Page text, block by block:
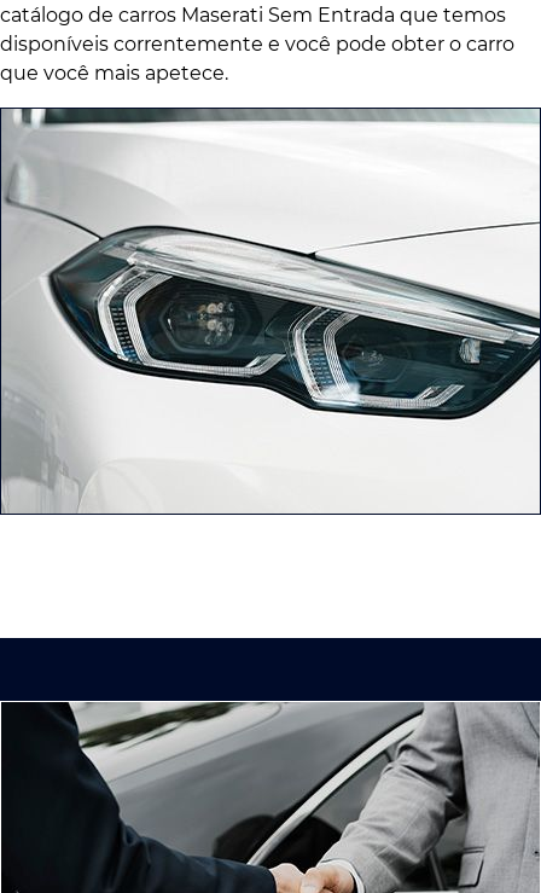
catálogo de carros Maserati Sem Entrada que temos
disponíveis correntemente e você pode obter o carro
que você mais apetece.